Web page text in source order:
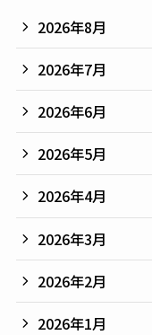
2026年8月
2026年7月
2026年6月
2026年5月
2026年4月
2026年3月
2026年2月
2026年1月